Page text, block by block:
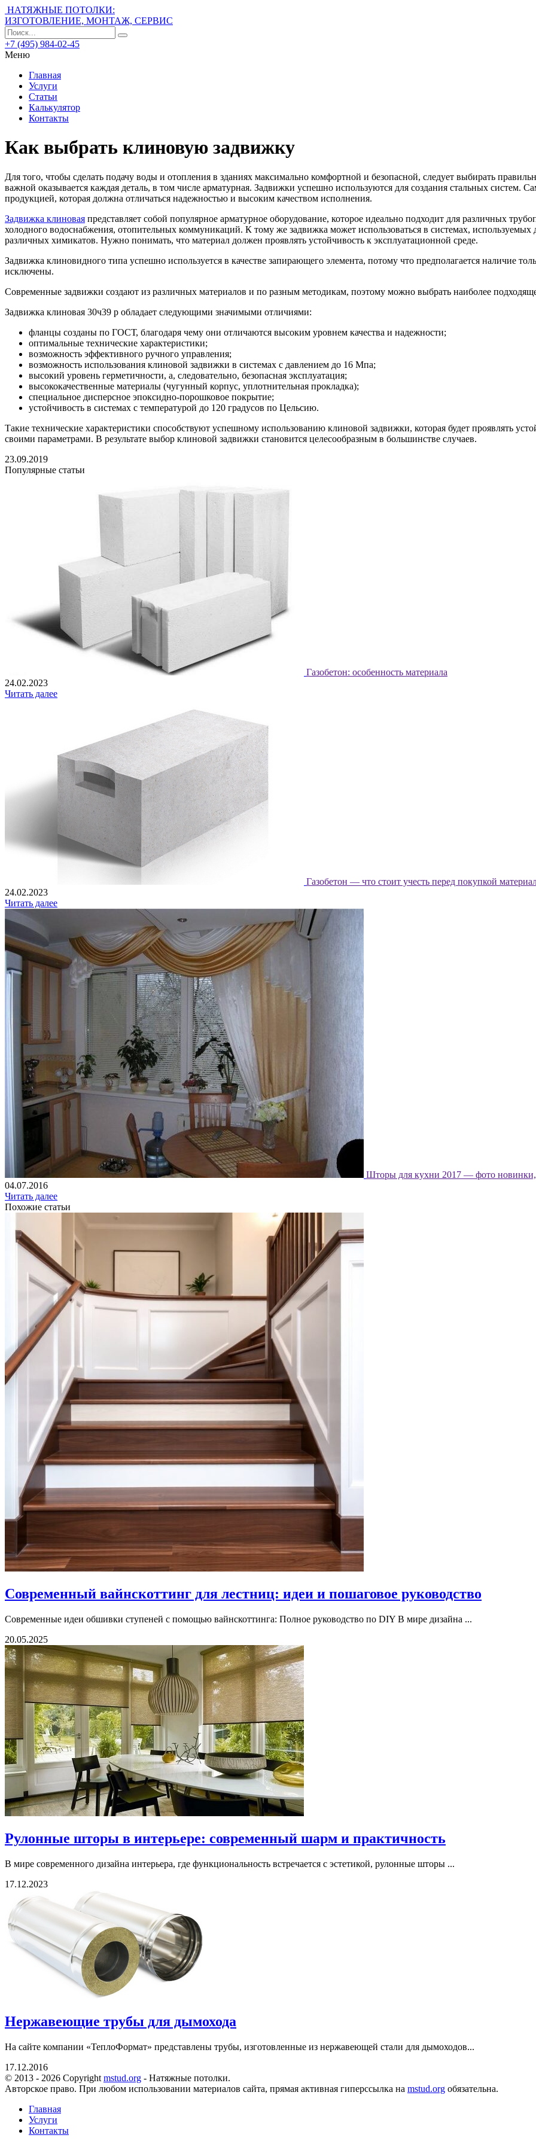
НАТЯЖНЫЕ ПОТОЛКИ:
ИЗГОТОВЛЕНИЕ, МОНТАЖ, СЕРВИС
+7 (495) 984-02-45
Меню
Главная
Услуги
Статьи
Калькулятор
Контакты
Как выбрать клиновую задвижку
Для того, чтобы сделать подачу воды и отопления в зданиях максимально комфортной и безопасной, следует выбирать
важной оказывается каждая деталь, в том числе арматурная. Задвижки успешно используются для создания стальных систем.
продукцией, которая должна отличаться надежностью и высоким качеством исполнения.
Задвижка клиновая представляет собой популярное арматурное оборудование, которое идеально подходит для различных
холодного водоснабжения, отопительных коммуникаций. К тому же задвижка может использоваться в системах,
различных химикатов. Нужно понимать, что материал должен проявлять устойчивость к эксплуатационной среде.
Задвижка клиновидного типа успешно используется в качестве запирающего элемента, потому что предполагается наличие
исключены.
Современные задвижки создают из различных материалов и по разным методикам, поэтому можно выбрать наиболее
Задвижка клиновая 30ч39 р обладает следующими значимыми отличиями:
фланцы созданы по ГОСТ, благодаря чему они отличаются высоким уровнем качества и надежности;
оптимальные технические характеристики;
возможность эффективного ручного управления;
возможность использования клиновой задвижки в системах с давлением до 16 Мпа;
высокий уровень герметичности, а, следовательно, безопасная эксплуатация;
высококачественные материалы (чугунный корпус, уплотнительная прокладка);
специальное дисперсное эпоксидно-порошковое покрытие;
устойчивость в системах с температурой до 120 градусов по Цельсию.
Такие технические характеристики способствуют успешному использованию клиновой задвижки, которая будет проявлять
своими параметрами. В результате выбор клиновой задвижки становится целесообразным в большинстве случаев.
23.09.2019
Популярные статьи
Газобетон: особенность материала
24.02.2023
Читать далее
Газобетон — что стоит учесть перед покупкой
24.02.2023
Читать далее
Шторы для кухни 2017 — фото новинки,
04.07.2016
Читать далее
Похожие статьи
Современный вайнскоттинг для лестниц: идеи и пошаговое руководство
Современные идеи обшивки ступеней с помощью вайнскоттинга: Полное руководство по DIY В мире дизайна ...
20.05.2025
Рулонные шторы в интерьере: современный шарм и практичность
В мире современного дизайна интерьера, где функциональность встречается с эстетикой, рулонные шторы ...
17.12.2023
Нержавеющие трубы для дымохода
На сайте компании «ТеплоФормат» представлены трубы, изготовленные из нержавеющей стали для дымоходов...
17.12.2016
© 2013 - 2026 Copyright mstud.org - Натяжные потолки.
Авторское право. При любом использовании материалов сайта, прямая активная гиперссылка на mstud.org обязательна.
Главная
Услуги
Контакты